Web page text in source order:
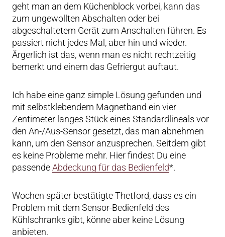
geht man an dem Küchenblock vorbei, kann das
zum ungewollten Abschalten oder bei
abgeschaltetem Gerät zum Anschalten führen. Es
passiert nicht jedes Mal, aber hin und wieder.
Ärgerlich ist das, wenn man es nicht rechtzeitig
bemerkt und einem das Gefriergut auftaut.
Ich habe eine ganz simple Lösung gefunden und
mit selbstklebendem Magnetband ein vier
Zentimeter langes Stück eines Standardlineals vor
den An-/Aus-Sensor gesetzt, das man abnehmen
kann, um den Sensor anzusprechen. Seitdem gibt
es keine Probleme mehr. Hier findest Du eine
passendeAbdeckung für das Bedienfeld*.
Wochen später bestätigte Thetford, dass es ein
Problem mit dem Sensor-Bedienfeld des
Kühlschranks gibt, könne aber keine Lösung
anbieten.